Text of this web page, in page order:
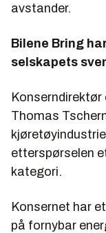
avstander.
Bilene Bring
selskapets
Konserndirektør
Thomas
etterspørselen
kategori.
Konsernet har
på fornybar